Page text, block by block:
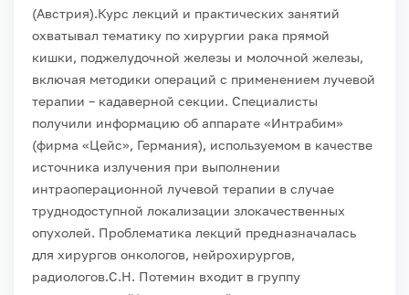
(Австрия).Курс лекций и практических занятий
охватывал тематику по хирургии рака прямой
кишки, поджелудочной железы и молочной железы,
включая методики операций с применением лучевой
терапии – кадаверной секции. Специалисты
получили информацию об аппарате «Интрабим»
(фирма «Цейс», Германия), используемом в качестве
источника излучения при выполнении
интраоперационной лучевой терапии в случае
труднодоступной локализации злокачественных
опухолей. Проблематика лекций предназначалась
для хирургов онкологов, нейрохирургов,
радиологов.С.Н. Потемин входит в группу